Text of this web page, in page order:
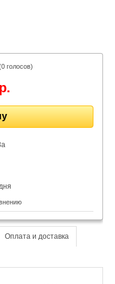
голосов)
Оплата и доставка